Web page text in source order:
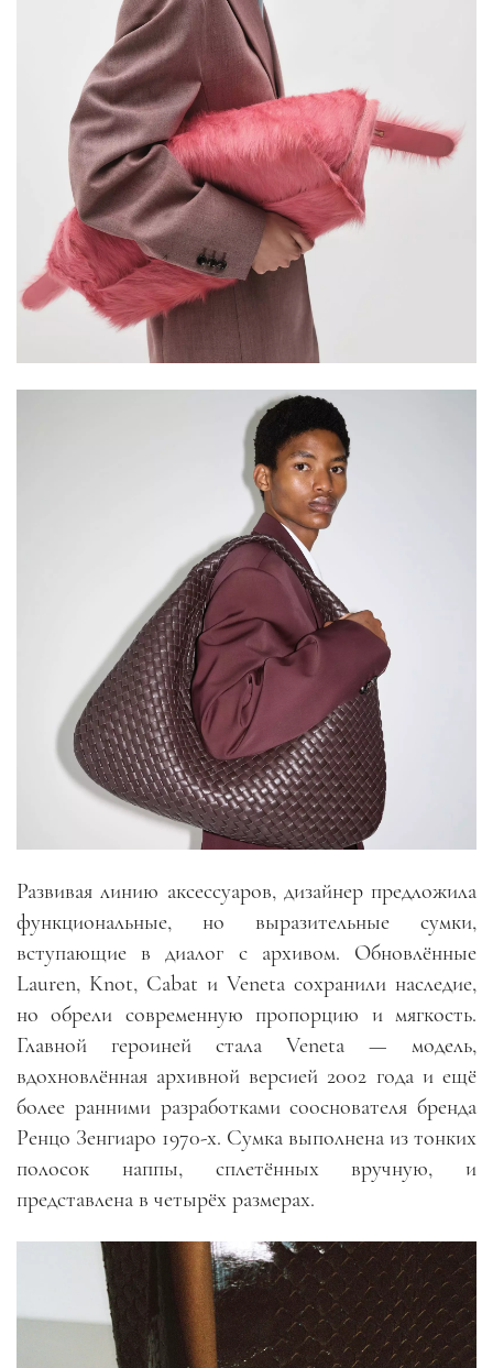
Развивая линию аксессуаров, дизайнер предложила
функциональные, но выразительные сумки,
вступающие в диалог с архивом. Обновлённые
Lauren, Knot, Cabat и Veneta сохранили наследие,
но обрели современную пропорцию и мягкость.
Главной героиней стала Veneta — модель,
вдохновлённая архивной версией 2002 года и ещё
более ранними разработками сооснователя бренда
Ренцо Зенгиаро 1970-х. Сумка выполнена из тонких
полосок наппы, сплетённых вручную, и
представлена в четырёх размерах.